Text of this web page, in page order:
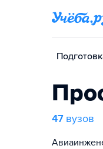
47 вузов